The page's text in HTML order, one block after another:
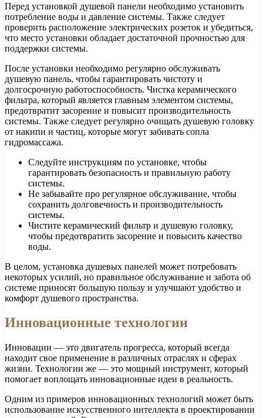
Перед установкой душевой панели необходимо установить
потребление воды и давление системы. Также следует
проверить расположение электрических розеток и убедиться,
что место установки обладает достаточной прочностью для
поддержки системы.
После установки необходимо регулярно обслуживать
душевую панель, чтобы гарантировать чистоту и
долгосрочную работоспособность. Чистка керамического
фильтра, который является главным элементом системы,
предотвратит засорение и повысит производительность
системы. Также следует регулярно очищать душевую головку
от накипи и частиц, которые могут забивать сопла
гидромассажа.
Следуйте инструкциям по установке, чтобы
гарантировать безопасность и правильную работу
системы.
Не забывайте про регулярное обслуживание, чтобы
сохранить долговечность и производительность
системы.
Чистите керамический фильтр и душевую головку,
чтобы предотвратить засорение и повысить качество
воды.
В целом, установка душевых панелей может потребовать
некоторых усилий, но правильное обслуживание и забота об
системе приносят большую пользу и улучшают удобство и
комфорт душевого пространства.
Инновационные технологии
Инновации — это двигатель прогресса, который всегда
находит свое применение в различных отраслях и сферах
жизни. Технологии же — это мощный инструмент, который
помогает воплощать инновационные идеи в реальность.
Одним из примеров инновационных технологий может быть
использование искусственного интеллекта в проектировании